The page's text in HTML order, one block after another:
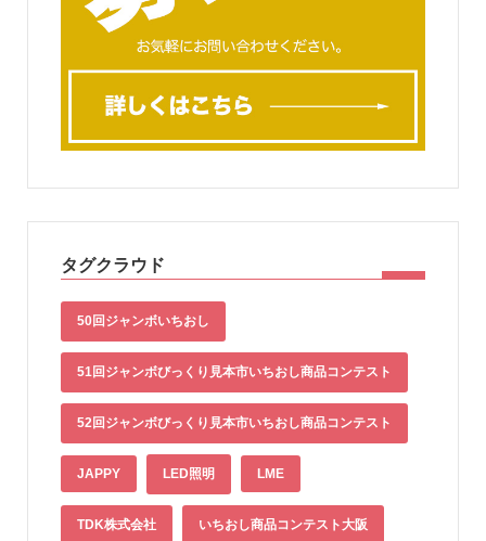
タグクラウド
50回ジャンボいちおし
51回ジャンボびっくり見本市いちおし商品コンテスト
52回ジャンボびっくり見本市いちおし商品コンテスト
JAPPY LED照明 LME
TDK株式会社 いちおし商品コンテスト大阪